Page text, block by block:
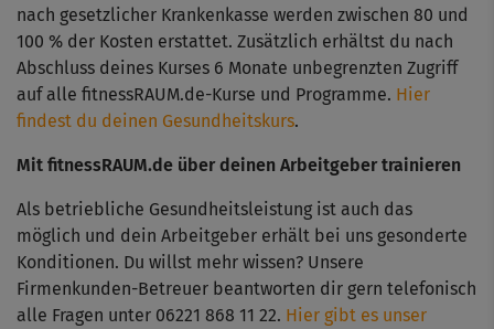
nach gesetzlicher Krankenkasse werden zwischen 80 und
100 % der Kosten erstattet. Zusätzlich erhältst du nach
Abschluss deines Kurses 6 Monate unbegrenzten Zugriff
auf alle fitnessRAUM.de-Kurse und Programme. Hier
findest du deinen Gesundheitskurs.
Mit fitnessRAUM.de über deinen Arbeitgeber trainieren
Als betriebliche Gesundheitsleistung ist auch das
möglich und dein Arbeitgeber erhält bei uns gesonderte
Konditionen. Du willst mehr wissen? Unsere
Firmenkunden-Betreuer beantworten dir gern telefonisch
alle Fragen unter 06221 868 11 22. Hier gibt es unser